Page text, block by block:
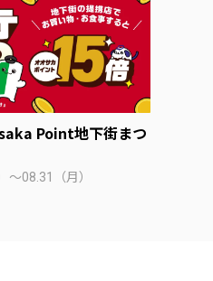
Point地下街まつ
～08.31（月）